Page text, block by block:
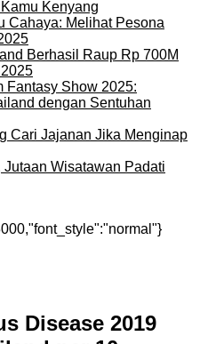
Kenyang
Cahaya: Melihat Pesona
Berhasil Raup Rp 700M
Fantasy Show 2025:
dengan Sentuhan
Cari Jajanan Jika Menginap
Wisatawan Padati
Disease 2019